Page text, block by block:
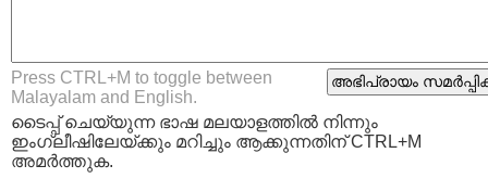
Press CTRL+M to toggle between
Malayalam and English.
ടൈപ്പ്‌ ചെയ്യുന്ന ഭാഷ മലയാളത്തില്‍ നിന്നും
ഇംഗ്ലീഷിലേയ്ക്കും മറിച്ചും ആക്കുന്നതിന് CTRL+M
അമര്‍ത്തുക.